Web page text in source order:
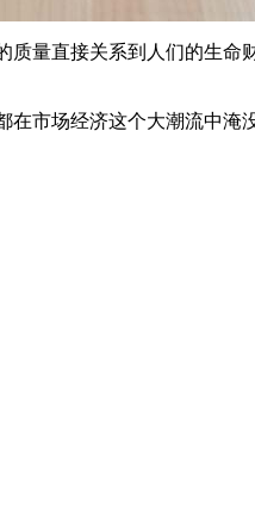
量直接关系到人们的生
市场经济这个大潮流中